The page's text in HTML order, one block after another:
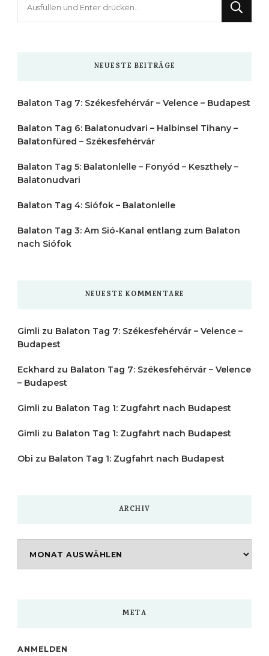
NEUESTE BEITRÄGE
Balaton Tag 7: Székesfehérvár – Velence – Budapest
Balaton Tag 6: Balatonudvari – Halbinsel Tihany –
Balatonfüred – Székesfehérvár
Balaton Tag 5: Balatonlelle – Fonyód – Keszthely –
Balatonudvari
Balaton Tag 4: Siófok – Balatonlelle
Balaton Tag 3: Am Sió-Kanal entlang zum Balaton
nach Siófok
NEUESTE KOMMENTARE
Gimli zu Balaton Tag 7: Székesfehérvár – Velence –
Budapest
Eckhard zu Balaton Tag 7: Székesfehérvár – Velence
– Budapest
Gimli zu Balaton Tag 1: Zugfahrt nach Budapest
Gimli zu Balaton Tag 1: Zugfahrt nach Budapest
Obi zu Balaton Tag 1: Zugfahrt nach Budapest
ARCHIV
META
ANMELDEN